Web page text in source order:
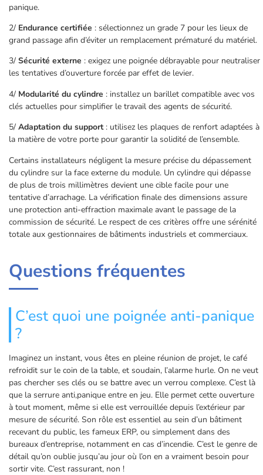
panique.
2/ Endurance certifiée : sélectionnez un grade 7 pour les lieux de
grand passage afin d’éviter un remplacement prématuré du matériel.
3/ Sécurité externe : exigez une poignée débrayable pour neutraliser
les tentatives d’ouverture forcée par effet de levier.
4/ Modularité du cylindre : installez un barillet compatible avec vos
clés actuelles pour simplifier le travail des agents de sécurité.
5/ Adaptation du support: utilisez les plaques de renfort adaptées à
la matière de votre porte pour garantir la solidité de l’ensemble.
Certains installateurs négligent la mesure précise du dépassement
du cylindre sur la face externe du module. Un cylindre qui dépasse
de plus de trois millimètres devient une cible facile pour une
tentative d’arrachage. La vérification finale des dimensions assure
une protection anti-effraction maximale avant le passage de la
commission de sécurité. Le respect de ces critères offre une sérénité
totale aux gestionnaires de bâtiments industriels et commerciaux.
Questions fréquentes
C’est quoi une poignée anti-panique
?
Imaginez un instant, vous êtes en pleine réunion de projet, le café
refroidit sur le coin de la table, et soudain, l’alarme hurle. On ne veut
pas chercher ses clés ou se battre avec un verrou complexe. C’est là
que la serrure anti,panique entre en jeu. Elle permet cette ouverture
à tout moment, même si elle est verrouillée depuis l’extérieur par
mesure de sécurité. Son rôle est essentiel au sein d’un bâtiment
recevant du public, les fameux ERP, ou simplement dans des
bureaux d’entreprise, notamment en cas d’incendie. C’est le genre de
détail qu’on oublie jusqu’au jour où l’on en a vraiment besoin pour
sortir vite. C’est rassurant, non !